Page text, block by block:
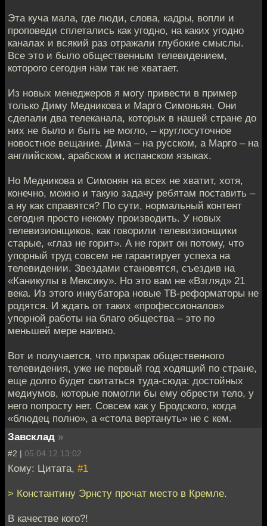
Эта куча мала, где люди, слова, кадры, вопли и
проповеди сплетались как угодно, на каких угодно
каналах и всякий раз отражали глубокие смыслы.
Все это и было общественным телевидением,
которого сегодня нам так не хватает.
Из новых менеджеров я могу привести в пример
только Диму Медникова и Марго Симоньян. Они
сделали два телеканала, которых в нашей стране до
них не было и быть не могло, – круглосуточное
новостное вещание. Дима – на русском, а Марго – на
английском, арабском и испанском языках.
Но Медникова и Симонян на всех не хватит, хотя,
конечно, можно и такую задачу ребятам поставить –
а ну как справятся? По сути, нормальный контент
сегодня просто некому производить. У новых
телевизионщиков, как говорили телевизионщики
старые, «глаз не горит». А не горит он потому, что
упорный труд совсем не гарантирует успеха на
телевидении. Звездами становятся, съездив на
«Каникулы в Мексику». Но это вам не «Взгляд» 21
века. Из этого инкубатора новые ТВ-реформаторы не
родятся. И ждать от таких «профессионалов»
упорной работы на благо общества – это по
меньшей мере наивно.
Вот и получается, что призрак общественного
телевидения, уже не первый год ходящий по стране,
еще долго будет скитаться туда-сюда: достойных
медиумов, которые помогли бы ему обрести тело, у
него попросту нет. Совсем как у Бродского, когда
«блюдец полно», а «стола вертануть» не с кем.
Завсклад »
#2 | 05.04.12 13:02
Кому: Цитата, #1
> Константину Эрнсту прочат место в Кремле.
В качестве кого?!